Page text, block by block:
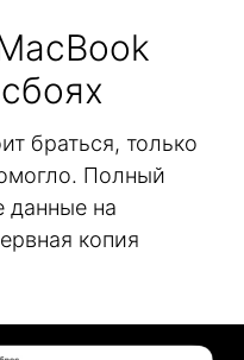
браться, только
Полный
данные на
копия